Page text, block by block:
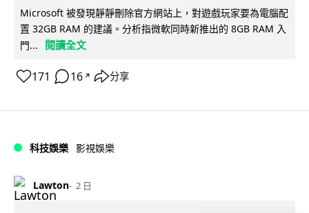
Microsoft 被發現靜靜刪除官方網站上，對遊戲玩家要為電腦配
置 32GB RAM 的建議。分析指微軟同時新推出的 8GB RAM 入
門...
閱讀全文
171 16 ↗ 分享
科技娛樂 影視娛樂
Lawton 2 日